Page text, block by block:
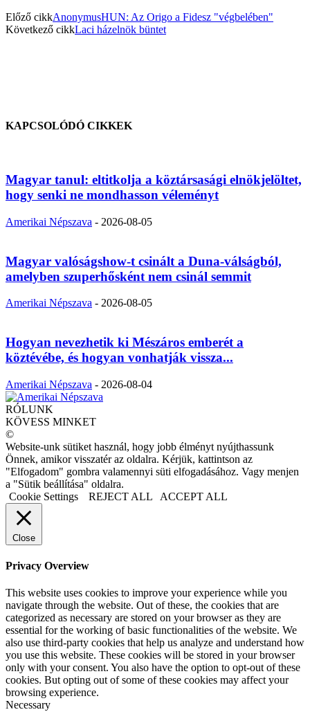
Előző cikkAnonymusHUN: Az Origo a Fidesz "végbelében"
Következő cikkLaci házelnök büntet
KAPCSOLÓDÓ CIKKEK
Magyar tanul: eltitkolja a köztársasági elnökjelöltet,
hogy senki ne mondhasson véleményt
Amerikai Népszava - 2026-08-05
Magyar valóságshow-t csinált a Duna-válságból,
amelyben szuperhősként nem csinál semmit
Amerikai Népszava - 2026-08-05
Hogyan nevezhetik ki Mészáros emberét a
köztévébe, és hogyan vonhatják vissza...
Amerikai Népszava - 2026-08-04
RÓLUNK
KÖVESS MINKET
©
Website-unk sütiket használ, hogy jobb élményt nyújthassunk
Önnek, amikor visszatér az oldalra. Kérjük, kattintson az
"Elfogadom" gombra valamennyi süti elfogadásához. Vagy menjen
a "Sütik beállítása" oldalra.
Cookie Settings
REJECT ALL ACCEPT ALL
Close
Privacy Overview
This website uses cookies to improve your experience while you
navigate through the website. Out of these, the cookies that are
categorized as necessary are stored on your browser as they are
essential for the working of basic functionalities of the website. We
also use third-party cookies that help us analyze and understand how
you use this website. These cookies will be stored in your browser
only with your consent. You also have the option to opt-out of these
cookies. But opting out of some of these cookies may affect your
browsing experience.
Necessary